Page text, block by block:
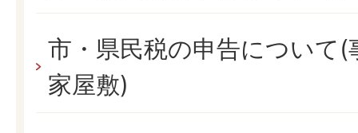
市・県民税の申告について(
家屋敷)